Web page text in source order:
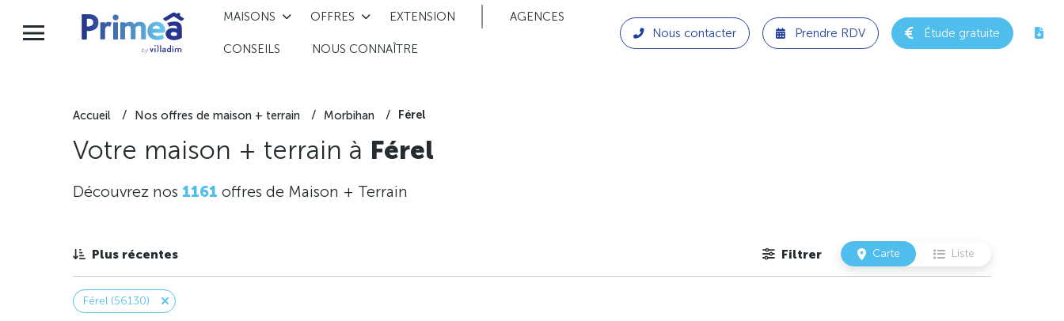
MAISONS OFFRES EXTENSION AGENCES
CONSEILS NOUS CONNAÎTRE
Nous contacter Prendre RDV Étude gratuite
Accueil Nos offres de maison + terrain Morbihan Férel
Votre maison + terrain à Férel
Découvrez nos 1161 offres de Maison + Terrain
Plus récentes Filtrer Carte Liste
Férel (56130)